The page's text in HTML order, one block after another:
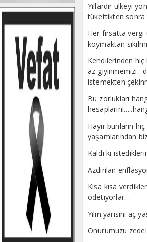
Yıllardır ülkeyi
tükettikten sonra
Her fırsatta
koymaktan
Kendilerinden
az
istemekten
Bu zorlukları
Hayır bunların
yaşamlarından
Kaldı ki
Azdırılan
Kısa kısa
ödetiyorlar…
Yılın yarısını
Onurumuzu